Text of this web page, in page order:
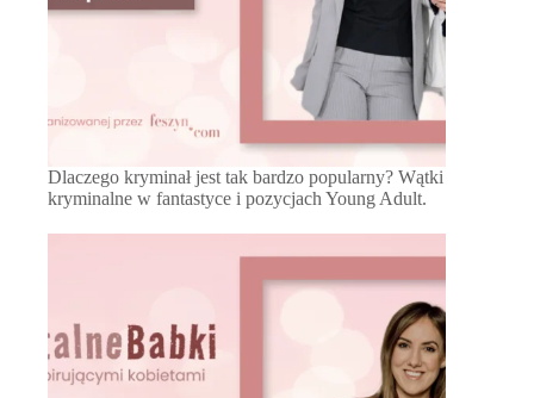
Dlaczego kryminał jest tak bardzo popularny? Wątki
kryminalne w fantastyce i pozycjach Young Adult.